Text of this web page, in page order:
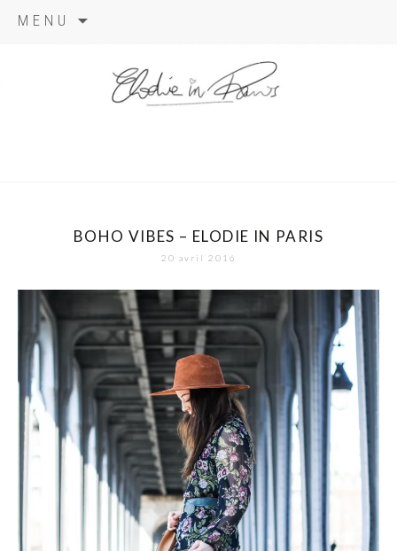
MENU
BOHO VIBES – ELODIE IN PARIS
20 avril 2016